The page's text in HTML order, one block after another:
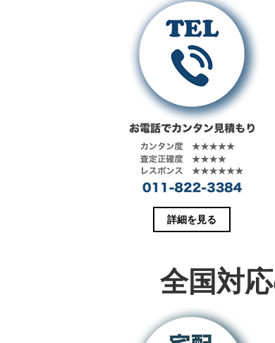
ッ
ク
(
新
し
ウ
ィ
ド
ウ
で
開
き
ま
詳細を見る
全国対